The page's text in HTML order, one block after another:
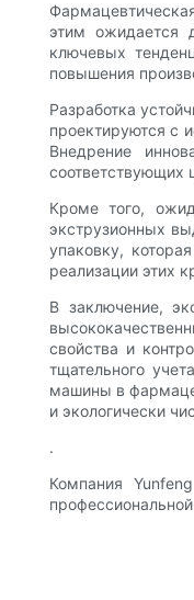
этим ожидается
ключевых
повышения
Разработка
проектируются с
Внедрение
соответствующих
Кроме того,
экструзионных
упаковку,
реализации этих
В заключение,
свойства и
тщательного
машины в
и экологически
.
Компания